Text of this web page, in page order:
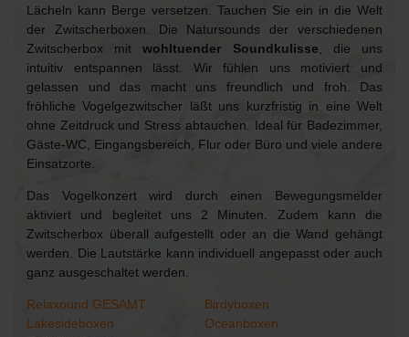
Lächeln kann Berge versetzen. Tauchen Sie ein in die Welt
der Zwitscherboxen. Die Natursounds der verschiedenen
Zwitscherbox mitwohltuender Soundkulisse , die uns
intuitiv entspannen lässt. Wir fühlen uns motiviert und
gelassen und das macht uns freundlich und froh. Das
fröhliche Vogelgezwitscher läßt uns kurzfristig in eine Welt
ohne Zeitdruck und Stress abtauchen. Ideal für Badezimmer,
Gäste-WC, Eingangsbereich, Flur oder Büro und viele andere
Einsatzorte.
Das Vogelkonzert wird durch einen Bewegungsmelder
aktiviert und begleitet uns 2 Minuten. Zudem kann die
Zwitscherbox überall aufgestellt oder an die Wand gehängt
werden. Die Lautstärke kann individuell angepasst oder auch
ganz ausgeschaltet werden.
Relaxound GESAMT
Birdyboxen
Lakesideboxen
Oceanboxen